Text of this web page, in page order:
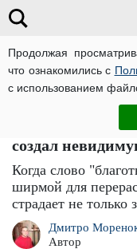
Продолжая
что ознакомились с
с использованием
Компромат
Миллионы под
создал
Когда слово
ширмой для
страдает не
Дмитро
Автор